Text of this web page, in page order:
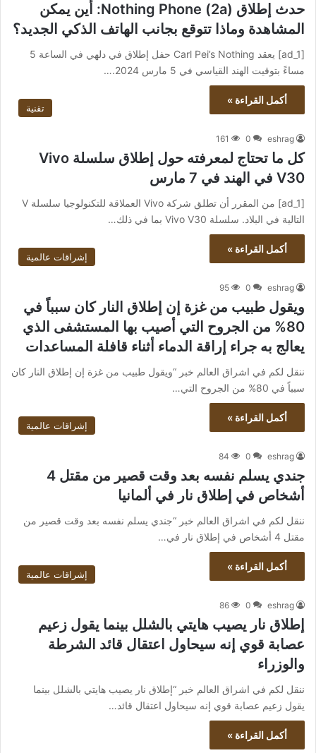
حدث إطلاق Nothing Phone (2a): أين يمكن
المشاهدة وماذا تتوقع بجانب الهاتف الذكي الجديد؟
[ad_1] يعقد Carl Pei’s Nothing حفل إطلاق في دلهي في الساعة 5
مساءً بتوقيت الهند القياسي في 5 مارس 2024.…
أكمل القراءة »
تقنية
eshrag
0
161
كل ما تحتاج لمعرفته حول إطلاق سلسلة Vivo
V30 في الهند في 7 مارس
[ad_1] من المقرر أن تطلق شركة Vivo العملاقة للتكنولوجيا سلسلة V
التالية في البلاد. سلسلة Vivo V30 بما في ذلك…
أكمل القراءة »
إشراقات عالمية
eshrag
0
95
ويقول طبيب من غزة إن إطلاق النار كان سبباً في
80% من الجروح التي أصيب بها المستشفى الذي
يعالج به جراء إراقة الدماء أثناء قافلة المساعدات
ننقل لكم في اشراق العالم خبر “ويقول طبيب من غزة إن إطلاق النار كان
سبباً في 80% من الجروح التي…
أكمل القراءة »
إشراقات عالمية
eshrag
0
84
جندي يسلم نفسه بعد وقت قصير من مقتل 4
أشخاص في إطلاق نار في ألمانيا
ننقل لكم في اشراق العالم خبر “جندي يسلم نفسه بعد وقت قصير من
مقتل 4 أشخاص في إطلاق نار في…
أكمل القراءة »
إشراقات عالمية
eshrag
0
86
إطلاق نار يصيب هايتي بالشلل بينما يقول زعيم
عصابة قوي إنه سيحاول اعتقال قائد الشرطة
والوزراء
ننقل لكم في اشراق العالم خبر “إطلاق نار يصيب هايتي بالشلل بينما
يقول زعيم عصابة قوي إنه سيحاول اعتقال قائد…
أكمل القراءة »